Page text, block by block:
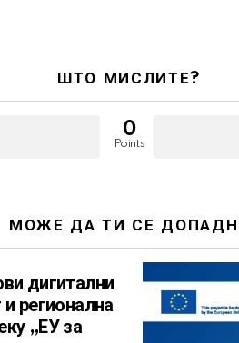
ШТО МИСЛИТЕ?
0
Points
МОЖЕ ДА ТИ СЕ
дигитални
регионална
„ЕУ за